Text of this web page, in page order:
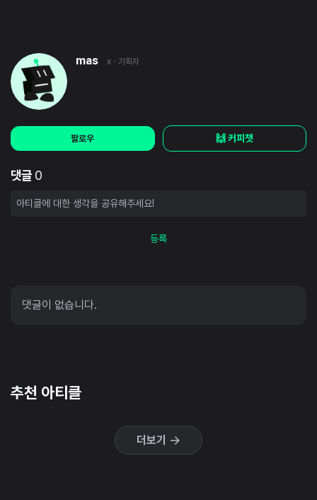
mas x · 기획자
팔로우 🙌 커피챗
댓글 0
등록
댓글이 없습니다.
추천 아티클
더보기